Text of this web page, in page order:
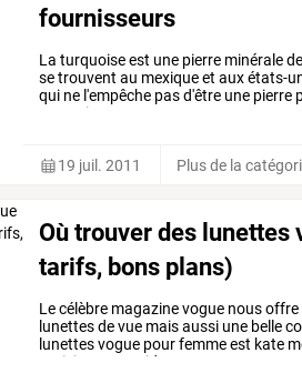
fournisseurs
La turquoise est une pierre minérale
se trouvent au mexique et aux états-
qui ne l'empêche pas d'être une
turquoise.
19 juil. 2011 Plus de la
Où trouver des lunettes
tarifs, bons plans)
Lecélèbre magazinevogue nousoffre
lunettesdevue maisaussi une belle
lunettesvogue pourfemmeest kate
opticiens.
guide